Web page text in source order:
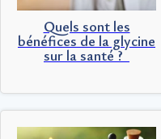
Quels sont les
bénéfices de la glycine
sur la santé ?